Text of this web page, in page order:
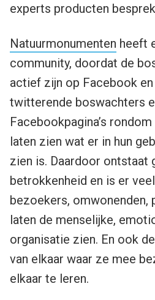
experts producten
Natuurmonumenten heeft
community, doordat de
actief zijn op Facebook
twitterende boswachters
Facebookpagina’s
laten zien wat er in hun
zien is. Daardoor ontstaat
betrokkenheid en is er
bezoekers, omwonenden,
laten de menselijke,
organisatie zien. En ook
van elkaar waar ze mee
elkaar te leren.